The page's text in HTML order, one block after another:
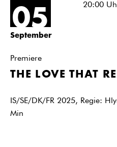
05
September
20:00
Premiere
THE LOVE THAT
IS/SE/DK/FR 2025, Regie:
Min